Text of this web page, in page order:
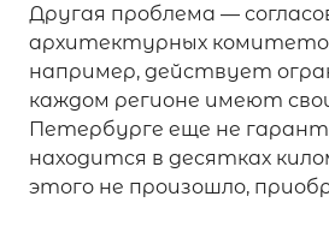
Другая проблема —
архитектурных
например, действует
каждом регионе имеют
Петербурге еще не
находится в десятках
этого не произошло,